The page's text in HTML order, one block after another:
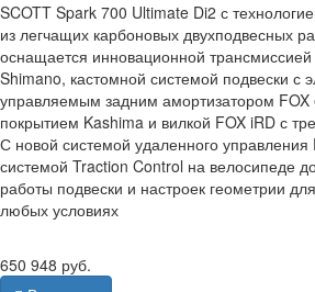
SCOTT Spark 700 Ultimate Di2 с
из легчащих карбоновых двухподвесных
оснащается инновационной
Shimano, кастомной системой подвески с
управляемым задним амортизатором FOX
покрытием Kashima и вилкой FOX iRD с
С новой системой удаленного
системой Traction Control на велосипеде
работы подвески и настроек геометрии
любых условиях
650 948 руб.